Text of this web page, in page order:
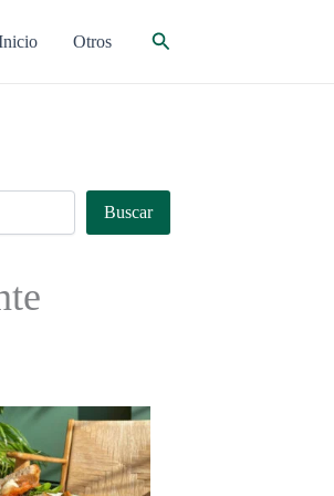
Otros Buscar
Buscar